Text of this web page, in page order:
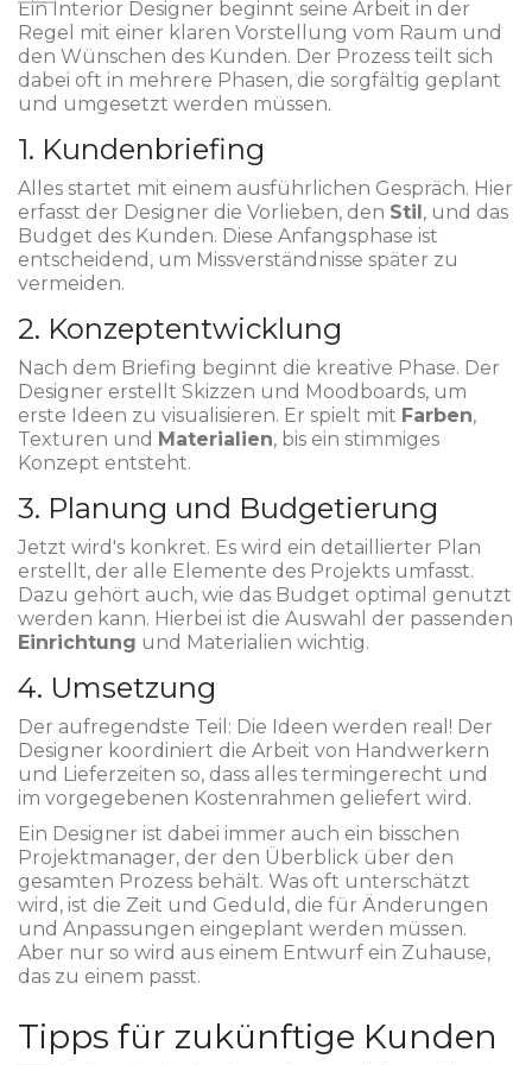
Ein Interior Designer beginnt seine Arbeit in der
Regel mit einer klaren Vorstellung vom Raum und
den Wünschen des Kunden. Der Prozess teilt sich
dabei oft in mehrere Phasen, die sorgfältig geplant
und umgesetzt werden müssen.
1. Kundenbriefing
Alles startet mit einem ausführlichen Gespräch. Hier
erfasst der Designer die Vorlieben, den Stil , und das
Budget des Kunden. Diese Anfangsphase ist
entscheidend, um Missverständnisse später zu
vermeiden.
2. Konzeptentwicklung
Nach dem Briefing beginnt die kreative Phase. Der
Designer erstellt Skizzen und Moodboards, um
erste Ideen zu visualisieren. Er spielt mit Farben,
Texturen und Materialien, bis ein stimmiges
Konzept entsteht.
3. Planung und Budgetierung
Jetzt wird's konkret. Es wird ein detaillierter Plan
erstellt, der alle Elemente des Projekts umfasst.
Dazu gehört auch, wie das Budget optimal genutzt
werden kann. Hierbei ist die Auswahl der passenden
Einrichtung und Materialien wichtig.
4. Umsetzung
Der aufregendste Teil: Die Ideen werden real! Der
Designer koordiniert die Arbeit von Handwerkern
und Lieferzeiten so, dass alles termingerecht und
im vorgegebenen Kostenrahmen geliefert wird.
Ein Designer ist dabei immer auch ein bisschen
Projektmanager, der den Überblick über den
gesamten Prozess behält. Was oft unterschätzt
wird, ist die Zeit und Geduld, die für Änderungen
und Anpassungen eingeplant werden müssen.
Aber nur so wird aus einem Entwurf ein Zuhause,
das zu einem passt.
Tipps für zukünftige Kunden